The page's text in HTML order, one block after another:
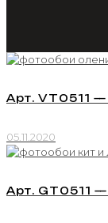
Арт. VT0511
05.11.2020
Арт. GT0511